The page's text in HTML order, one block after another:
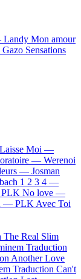
Landy Mon amour
Sensations
Laisse Moi —
— Werenoi
— Josman
1 2 3 4 —
PLK No love —
— PLK Avec Toi
The Real Slim
Traduction
Another Love
Traduction Can't